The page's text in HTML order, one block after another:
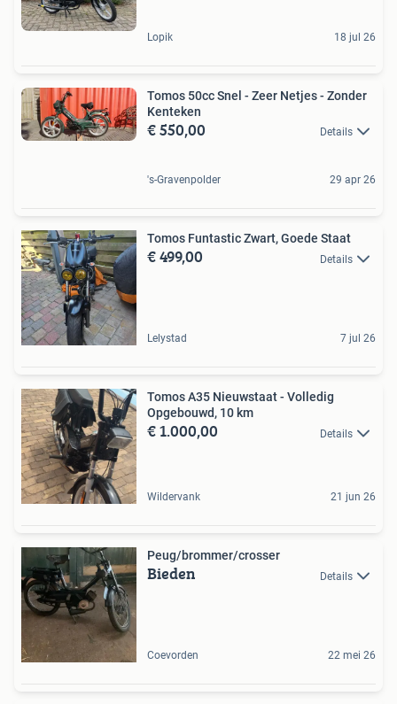
Lopik 18 jul 26
Tomos 50cc Snel - Zeer Netjes - Zonder
Kenteken
€ 550,00 Details
's-Gravenpolder 29 apr 26
Tomos Funtastic Zwart, Goede Staat
€ 499,00 Details
Lelystad 7 jul 26
Tomos A35 Nieuwstaat - Volledig
Opgebouwd, 10 km
€ 1.000,00 Details
Wildervank 21 jun 26
Peug/brommer/crosser
Bieden Details
Coevorden 22 mei 26